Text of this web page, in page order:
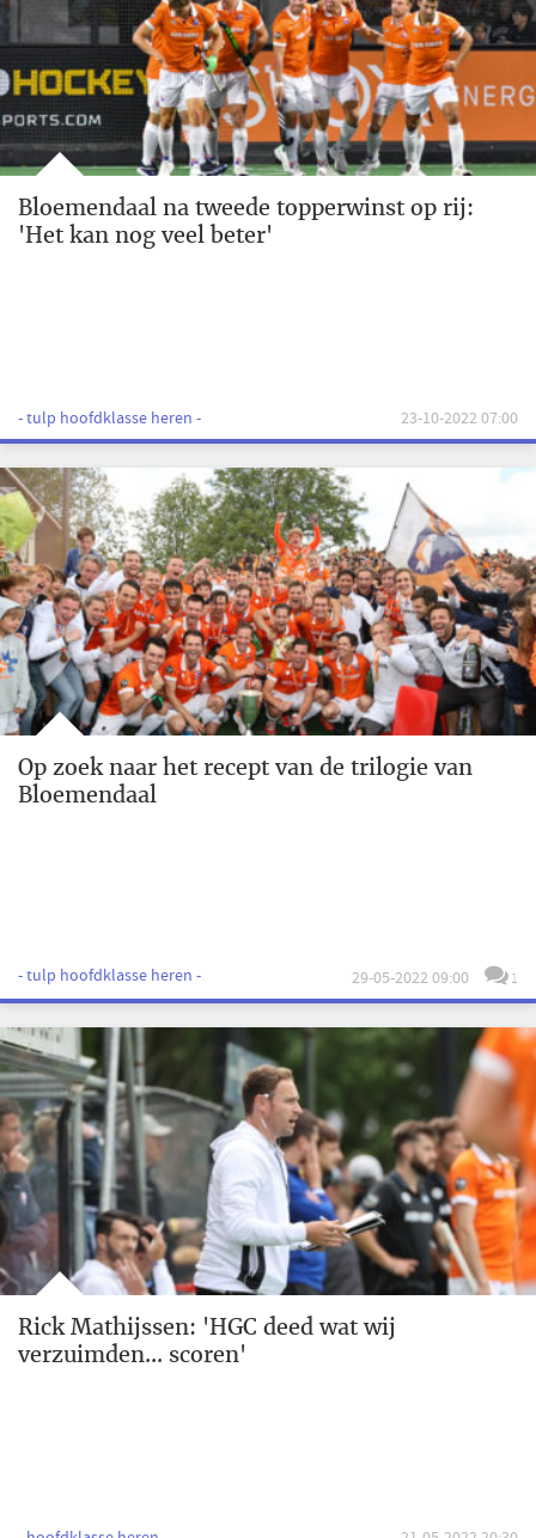
Bloemendaal na tweede topperwinst op rij:
'Het kan nog veel beter'
- tulp hoofdklasse heren - 23-10-2022 07:00
Op zoek naar het recept van de trilogie van
Bloemendaal
- tulp hoofdklasse heren - 29-05-2022 09:00 1
Rick Mathijssen: 'HGC deed wat wij
verzuimden... scoren'